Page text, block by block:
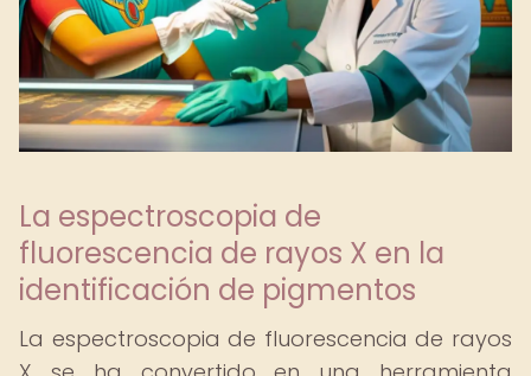
La espectroscopia de
fluorescencia de rayos X en la
identificación de pigmentos
La espectroscopia de fluorescencia de rayos